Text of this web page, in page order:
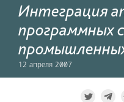
Интеграция
программных
12 апреля 2007